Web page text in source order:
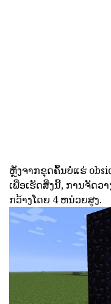
ຫຼັງຈາກຂຸດຄົ້ນບໍ່ແຮ່
ເພື່ອເຮັດສິ່ງນີ້, ການຈັດວ
ກວ້າງໂດຍ 4 ຫນ່ວຍສູງ.